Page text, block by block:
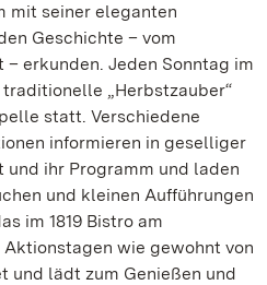
mit seiner eleganten
Geschichte – vom
erkunden. Jeden Sonntag im
„Herbstzauber“
statt. Verschiedene
informieren in geselliger
ihr Programm und laden
und kleinen Aufführungen
im 1819 Bistro am
wie gewohnt von
und lädt zum Genießen und